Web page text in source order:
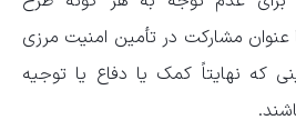
عنوان مشارکت در تأمین امنیت مرزی
که نهایتاً کمک یا دفاع یا توجیه